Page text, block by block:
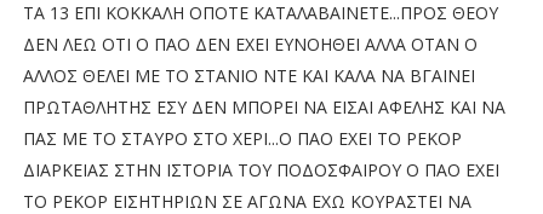
ΤΑ 13 ΕΠΙ ΚΟΚΚΑΛΗ ΟΠΟΤΕ ΚΑΤΑΛΑΒΑΙΝΕΤΕ...ΠΡΟΣ ΘΕΟΥ
ΔΕΝ ΛΕΩ ΟΤΙ Ο ΠΑΟ ΔΕΝ ΕΧΕΙ ΕΥΝΟΗΘΕΙ ΑΛΛΑ ΟΤΑΝ Ο
ΑΛΛΟΣ ΘΕΛΕΙ ΜΕ ΤΟ ΣΤΑΝΙΟ ΝΤΕ ΚΑΙ ΚΑΛΑ ΝΑ ΒΓΑΙΝΕΙ
ΠΡΩΤΑΘΛΗΤΗΣ ΕΣΥ ΔΕΝ ΜΠΟΡΕΙ ΝΑ ΕΙΣΑΙ ΑΦΕΛΗΣ ΚΑΙ ΝΑ
ΠΑΣ ΜΕ ΤΟ ΣΤΑΥΡΟ ΣΤΟ ΧΕΡΙ...Ο ΠΑΟ ΕΧΕΙ ΤΟ ΡΕΚΟΡ
ΔΙΑΡΚΕΙΑΣ ΣΤΗΝ ΙΣΤΟΡΙΑ ΤΟΥ ΠΟΔΟΣΦΑΙΡΟΥ Ο ΠΑΟ ΕΧΕΙ
ΤΟ ΡΕΚΟΡ ΕΙΣΗΤΗΡΙΩΝ ΣΕ ΑΓΩΝΑ ΕΧΩ ΚΟΥΡΑΣΤΕΙ ΝΑ